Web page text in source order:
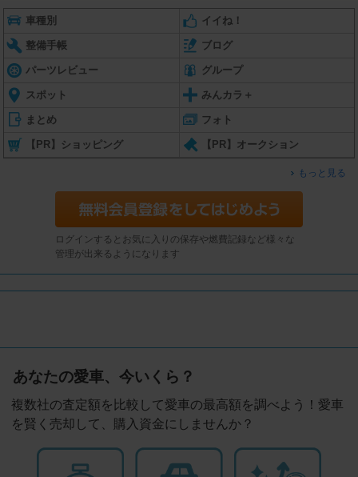
車種別 イイね！
整備手帳 ブログ
パーツレビュー グループ
スポット みんカラ＋
まとめ フォト
【PR】ショッピング 【PR】オークション
もっと見る
ログインするとお気に入りの保存や燃費記録など様々な
管理が出来るようになります
あなたの愛車、今いくら？
複数社の査定額を比較して愛車の最高額を調べよう！愛車
を賢く売却して、購入資金にしませんか？